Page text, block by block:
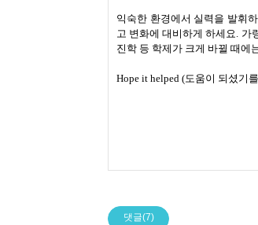
익숙한 환경에서 실력을 발휘
고 변화에 대비하게 하세요. 가
진학 등 학제가 크게 바뀔 때에
Hope it helped (도움이 되셨기
댓글(7)